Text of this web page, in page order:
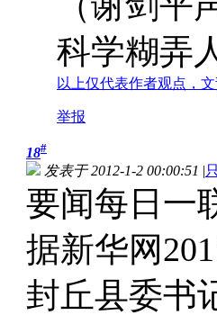
科学糊弄
以上仅代表作者观点，
举报
18#
发表于 2012-1-2 00:00:51 |
要闻每日一
据新华网
封丘县委书